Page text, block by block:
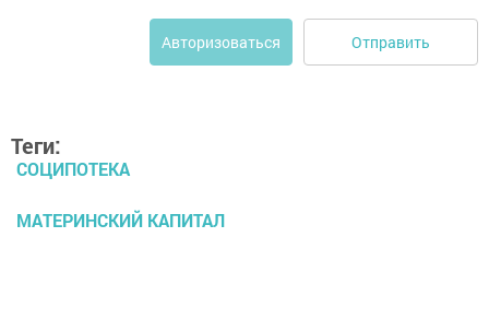
Авторизоваться Отправить
Теги:
СОЦИПОТЕКА
МАТЕРИНСКИЙ КАПИТАЛ